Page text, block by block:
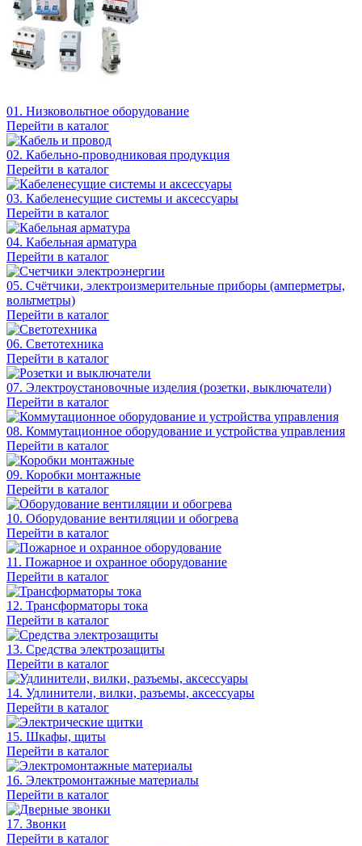
01. Низковольтное оборудование
Перейти в каталог
02. Кабельно-проводниковая продукция
Перейти в каталог
03. Кабеленесущие системы и аксессуары
Перейти в каталог
04. Кабельная арматура
Перейти в каталог
05. Счётчики, электроизмерительные приборы (амперметры,
вольтметры)
Перейти в каталог
06. Светотехника
Перейти в каталог
07. Электроустановочные изделия (розетки, выключатели)
Перейти в каталог
08. Коммутационное оборудование и устройства управления
Перейти в каталог
09. Коробки монтажные
Перейти в каталог
10. Оборудование вентиляции и обогрева
Перейти в каталог
11. Пожарное и охранное оборудование
Перейти в каталог
12. Трансформаторы тока
Перейти в каталог
13. Средства электрозащиты
Перейти в каталог
14. Удлинители, вилки, разъемы, аксессуары
Перейти в каталог
15. Шкафы, щиты
Перейти в каталог
16. Электромонтажные материалы
Перейти в каталог
17. Звонки
Перейти в каталог